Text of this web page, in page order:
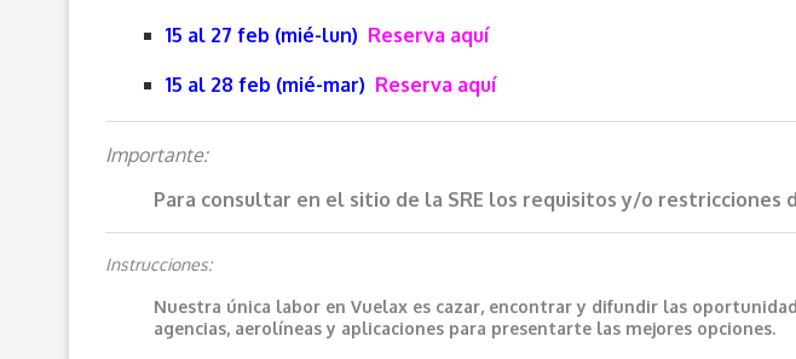
15 al 27 feb (mié-lun) Reserva aquí
15 al 28 feb (mié-mar) Reserva aquí
Importante:
Para consultar en el sitio de la SRE los requisitos y/o restricciones
Instrucciones:
Nuestra única labor en Vuelax es cazar, encontrar y difundir las
agencias, aerolíneas y aplicaciones para presentarte las mejores opciones.